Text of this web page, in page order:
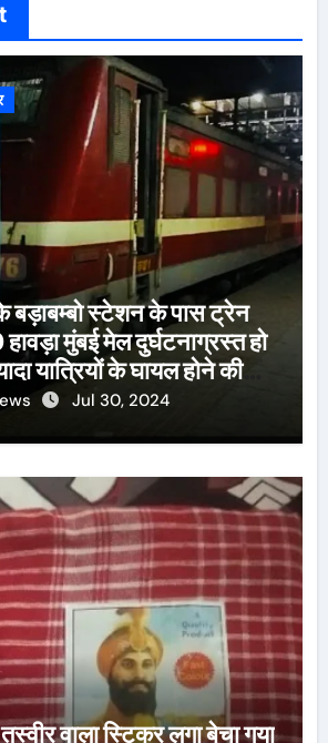
स्टेशन के पास ट्रेन
मुंबई मेल दुर्घटनाग्रस्त हो
यात्रियों के घायल होने की
के वरीय पदाधिकारी
Jul 30, 2024
वाला स्टिकर लगा बेचा गया